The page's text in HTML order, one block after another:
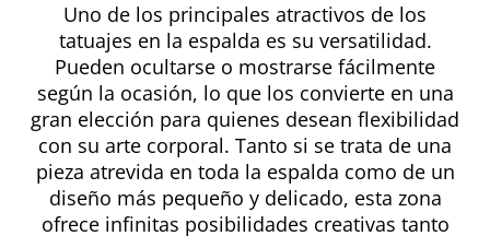
Uno de los principales atractivos de los
tatuajes en la espalda es su versatilidad.
Pueden ocultarse o mostrarse fácilmente
según la ocasión, lo que los convierte en una
gran elección para quienes desean flexibilidad
con su arte corporal. Tanto si se trata de una
pieza atrevida en toda la espalda como de un
diseño más pequeño y delicado, esta zona
ofrece infinitas posibilidades creativas tanto